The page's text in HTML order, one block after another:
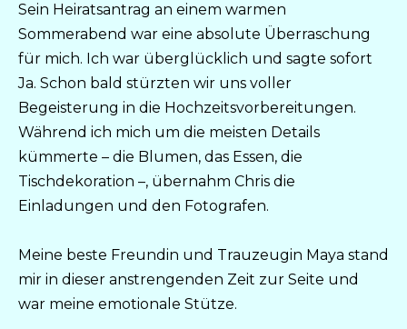
Sein Heiratsantrag an einem warmen
Sommerabend war eine absolute Überraschung
für mich. Ich war überglücklich und sagte sofort
Ja. Schon bald stürzten wir uns voller
Begeisterung in die Hochzeitsvorbereitungen.
Während ich mich um die meisten Details
kümmerte – die Blumen, das Essen, die
Tischdekoration –, übernahm Chris die
Einladungen und den Fotografen.
Meine beste Freundin und Trauzeugin Maya stand
mir in dieser anstrengenden Zeit zur Seite und
war meine emotionale Stütze.